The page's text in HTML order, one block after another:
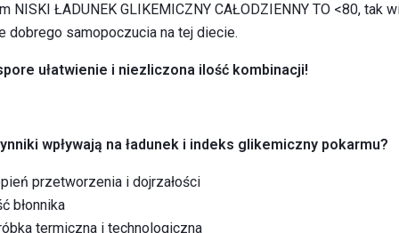
NISKI ŁADUNEK GLIKEMICZNY CAŁODZIENNY TO <80, tak
dobrego samopoczucia na tej diecie.
ułatwienie i niezliczona ilość kombinacji!
wpływają na ładunek i indeks glikemiczny pokarmu?
przetworzenia i dojrzałości
błonnika
termiczna i technologiczna